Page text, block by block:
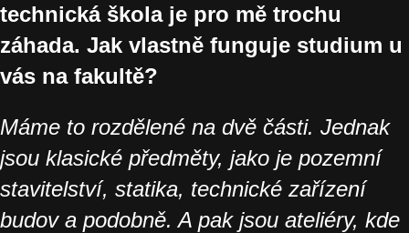
technická škola je pro mě trochu
záhada. Jak vlastně funguje studium u
vás na fakultě?
Máme to rozdělené na dvě části. Jednak
jsou klasické předměty, jako je pozemní
stavitelství, statika, technické zařízení
budov a podobně. A pak jsou ateliéry, kde